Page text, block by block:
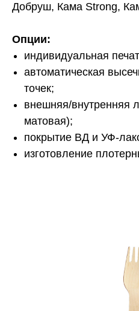
Добруш, Кама Strong,
Опции:
индивидуальная
автоматическая
точек;
внешняя/внутренняя
матовая);
покрытие ВД и УФ-
изготовление